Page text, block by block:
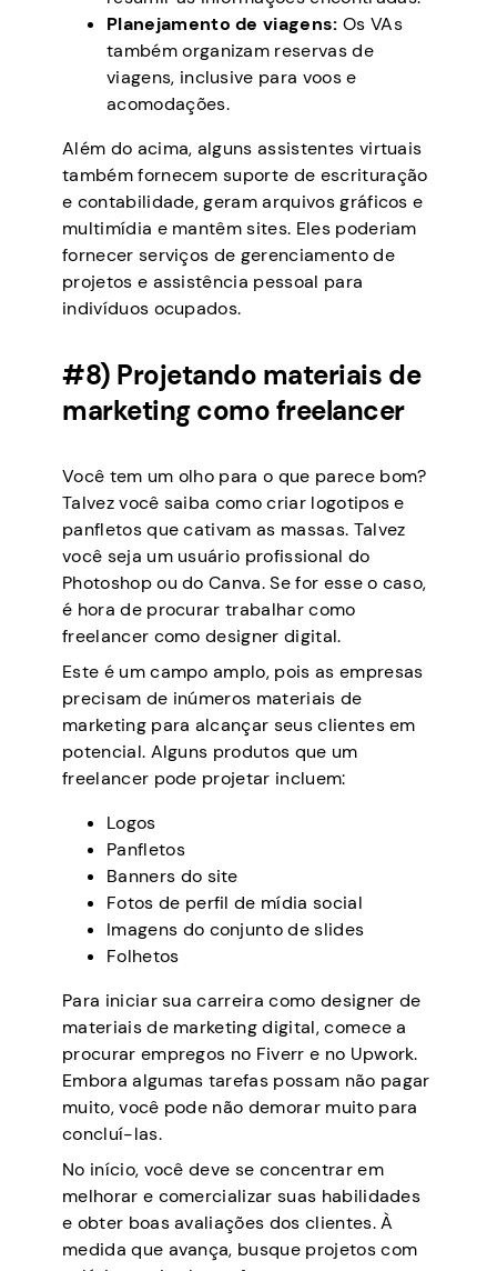
Planejamento de viagens: Os VAs
também organizam reservas de
viagens, inclusive para voos e
acomodações.
Além do acima, alguns assistentes virtuais
também fornecem suporte de escrituração
e contabilidade, geram arquivos gráficos e
multimídia e mantêm sites. Eles poderiam
fornecer serviços de gerenciamento de
projetos e assistência pessoal para
indivíduos ocupados.
#8) Projetando materiais de
marketing como freelancer
Você tem um olho para o que parece bom?
Talvez você saiba como criar logotipos e
panfletos que cativam as massas. Talvez
você seja um usuário profissional do
Photoshop ou do Canva. Se for esse o caso,
é hora de procurar trabalhar como
freelancer como designer digital.
Este é um campo amplo, pois as empresas
precisam de inúmeros materiais de
marketing para alcançar seus clientes em
potencial. Alguns produtos que um
freelancer pode projetar incluem:
Logos
Panfletos
Banners do site
Fotos de perfil de mídia social
Imagens do conjunto de slides
Folhetos
Para iniciar sua carreira como designer de
materiais de marketing digital, comece a
procurar empregos no Fiverr e no Upwork.
Embora algumas tarefas possam não pagar
muito, você pode não demorar muito para
concluí-las.
No início, você deve se concentrar em
melhorar e comercializar suas habilidades
e obter boas avaliações dos clientes. À
medida que avança, busque projetos com